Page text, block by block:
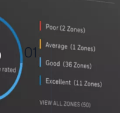
01